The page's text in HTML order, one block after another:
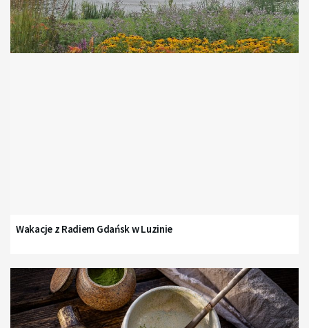
Wakacje z Radiem Gdańsk w Luzinie